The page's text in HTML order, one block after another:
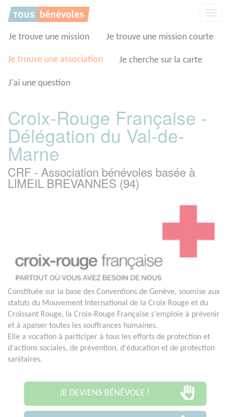
Je trouve une mission Je trouve une mission courte
Je trouve une association Je cherche sur la carte
J'ai une question
Croix-Rouge Française -
Délégation du Val-de-
Marne
CRF - Association bénévoles basée à
LIMEIL BREVANNES (94)
Constituée sur la base des Conventions de Genève, soumise aux
statuts du Mouvement International de la Croix Rouge et du
Croissant Rouge, la Croix-Rouge Française s'emploie à prévenir
et à apaiser toutes les souffrances humaines.
Elle a vocation à participer à tous les efforts de protection et
d'actions sociales, de prévention, d'éducation et de protection
sanitaires.
JE DEVIENS BÉNÉVOLE !
Panneau de gestion des cookies